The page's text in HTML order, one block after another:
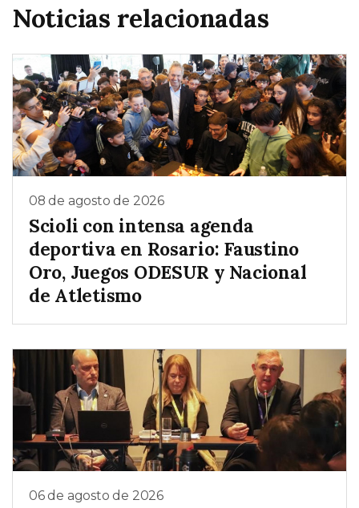
Noticias relacionadas
08 de agosto de 2026
Scioli con intensa agenda
deportiva en Rosario: Faustino
Oro, Juegos ODESUR y Nacional
de Atletismo
06 de agosto de 2026